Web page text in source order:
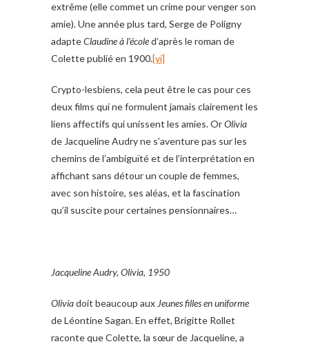
extrême (elle commet un crime pour venger son
amie). Une année plus tard, Serge de Poligny
adapteClaudine à l’écoled’après le roman de
Colette publié en 1900.[vi]
Crypto-lesbiens, cela peut être le cas pour ces
deux films qui ne formulent jamais clairement les
liens affectifs qui unissent les amies. OrOlivia
de Jacqueline Audry ne s’aventure pas sur les
chemins de l’ambiguïté et de l’interprétation en
affichant sans détour un couple de femmes,
avec son histoire, ses aléas, et la fascination
qu’il suscite pour certaines pensionnaires…
Jacqueline Audry, Olivia, 1950
Oliviadoit beaucoup aux Jeunes filles en uniforme
de Léontine Sagan. En effet, Brigitte Rollet
raconte que Colette, la sœur de Jacqueline, a